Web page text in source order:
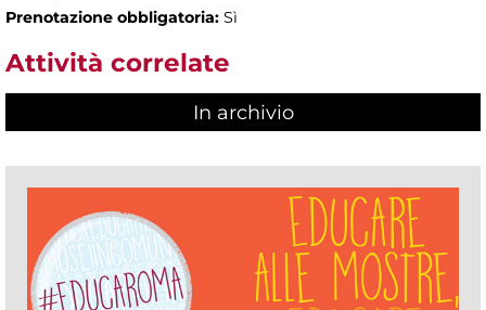
Prenotazione obbligatoria: Sì
Attività correlate
In archivio